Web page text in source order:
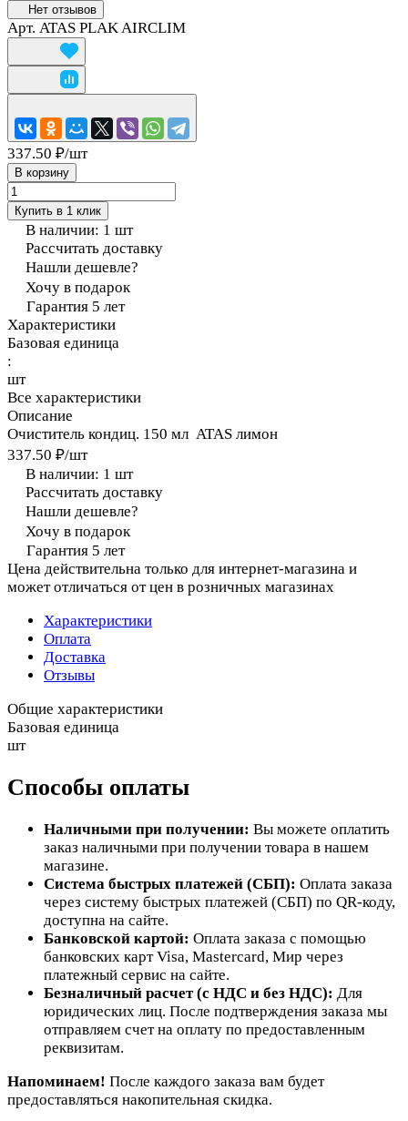
Нет отзывов
Арт. ATAS PLAK AIRCLIM
337.50 ₽/шт
В корзину
Купить в 1 клик
В наличии: 1 шт
Рассчитать доставку
Нашли дешевле?
Хочу в подарок
Гарантия 5 лет
Характеристики
Базовая единица
:
шт
Все характеристики
Описание
Очиститель кондиц. 150 мл ATAS лимон
337.50 ₽/шт
В наличии: 1 шт
Рассчитать доставку
Нашли дешевле?
Хочу в подарок
Гарантия 5 лет
Цена действительна только для интернет-магазина и
может отличаться от цен в розничных магазинах
Характеристики
Оплата
Доставка
Отзывы
Общие характеристики
Базовая единица
шт
Способы оплаты
Наличными при получении: Вы можете оплатить
заказ наличными при получении товара в нашем
магазине.
Система быстрых платежей (СБП): Оплата заказа
через систему быстрых платежей (СБП) по QR-коду,
доступна на сайте.
Банковской картой: Оплата заказа с помощью
банковских карт Visa, Mastercard, Мир через
платежный сервис на сайте.
Безналичный расчет (с НДС и без НДС): Для
юридических лиц. После подтверждения заказа мы
отправляем счет на оплату по предоставленным
реквизитам.
Напоминаем! После каждого заказа вам будет
предоставляться накопительная скидка.